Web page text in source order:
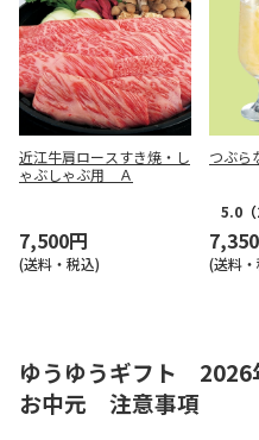
近江牛肩ロースすき焼・し
ゃぶしゃぶ用 Ａ
7,500円
(送料・税込)
つぶら
5.0
(送料
ゆうゆうギフト 2026
お中元 注意事項